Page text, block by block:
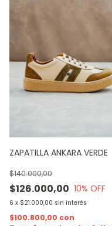
ZAPATILLA ANKARA VERDE
$126.000,00
$140.000,00
10% OFF
6 x $21.000,00 sin interés
$100.800,00 con